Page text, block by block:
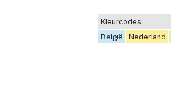
Kleurcodes:
België
Nederland